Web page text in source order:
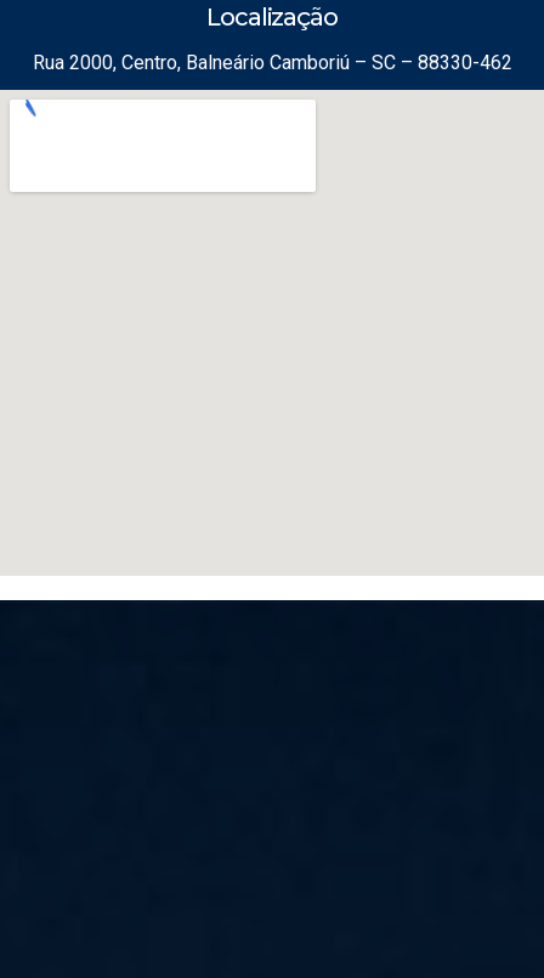
Localização
Rua 2000, Centro, Balneário Camboriú – SC – 88330-462